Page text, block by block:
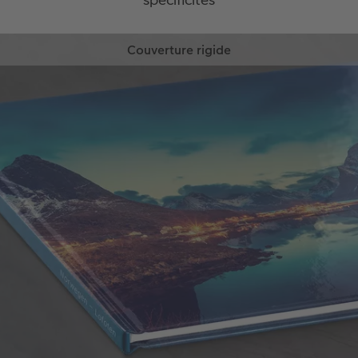
Couverture rigide
La couverture connue et appréciée des albums
photo protège votre LIVRE PHOTO CEWE de
l’extérieur.
Ultra haute résistance
Le recto, le verso et la tranche sont
entièrement personnalisables
Effets reliefs disponibles sur le titre de la